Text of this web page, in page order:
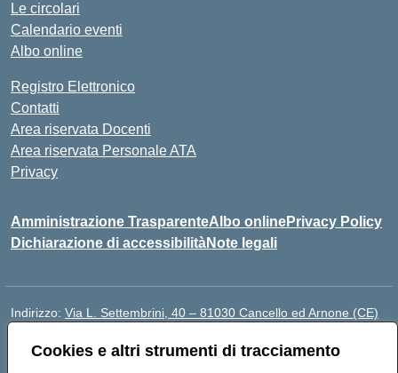
Cookies e altri strumenti di tracciamento
Le circolari
Calendario eventi
Albo online
Registro Elettronico
Contatti
Area riservata Docenti
Area riservata Personale ATA
Privacy
Amministrazione TrasparenteAlbo onlinePrivacy Policy
Dichiarazione di accessibilitàNote legali
Indirizzo: Via L. Settembrini, 40 – 81030 Cancello ed Arnone (CE)
Posta elettronica certificata (PEC):ceic818008@pec.istruzione.it